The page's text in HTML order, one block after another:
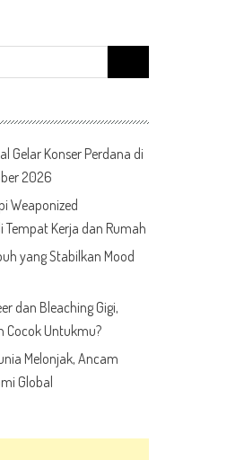
Gelar Konser Perdana di
2026
Weaponized
Tempat Kerja dan Rumah
yang Stabilkan Mood
dan Bleaching Gigi,
Cocok Untukmu?
Melonjak, Ancam
Global